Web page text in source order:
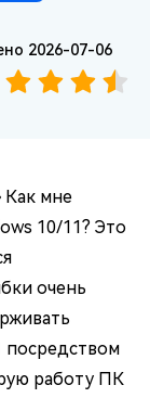
2026-07-06
Как мне
10/11? Это
очень
посредством
работу ПК